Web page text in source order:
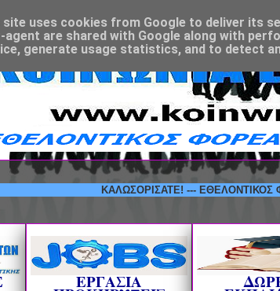
ΚΑΛΩΣΟΡΙΣΑΤΕ! --- ΕΘΕΛΟΝΤΙΚΟΣ
ΕΡΓΑΣΙΑ
site uses cookies from Google to deliver its
agent are shared with Google along with
generate usage statistics, and to detect